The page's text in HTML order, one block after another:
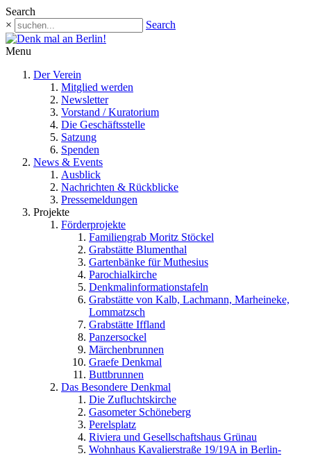
Search
×
Search
Menu
Der Verein
Mitglied werden
Newsletter
Vorstand / Kuratorium
Die Geschäftsstelle
Satzung
Spenden
News & Events
Ausblick
Nachrichten & Rückblicke
Pressemeldungen
Projekte
Förderprojekte
Familiengrab Moritz Stöckel
Grabstätte Blumenthal
Gartenbänke für Muthesius
Parochialkirche
Denkmalinformationstafeln
Grabstätte von Kalb, Lachmann, Marheineke,
Lommatzsch
Grabstätte Iffland
Panzersockel
Märchenbrunnen
Graefe Denkmal
Buttbrunnen
Das Besondere Denkmal
Die Zufluchtskirche
Gasometer Schöneberg
Perelsplatz
Riviera und Gesellschaftshaus Grünau
Wohnhaus Kavalierstraße 19/19A in Berlin-